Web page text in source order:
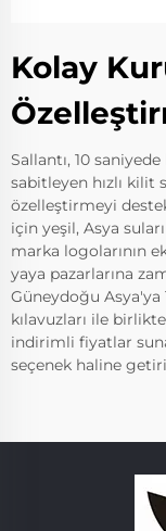
Kolay
Sallantı, 10
sabitleyen hızlı
özelleştirmeyi
için yeşil, Asya
marka logolarının
yaya pazarlarına
Güneydoğu
kılavuzları ile
indirimli fiyatlar
seçenek haline